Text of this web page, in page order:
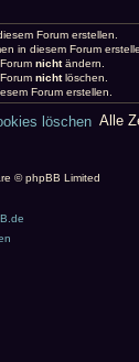
Forum erstellen.
in diesem Forum
nichtändern.
nichtlöschen.
Forum erstellen.
Alle
löschen
© phpBB Limited